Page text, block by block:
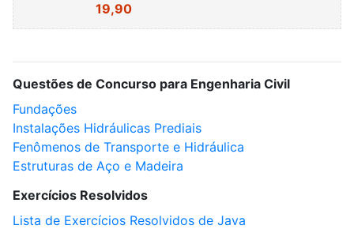
19,90
Questões de Concurso para Engenharia Civil
Fundações
Instalações Hidráulicas Prediais
Fenômenos de Transporte e Hidráulica
Estruturas de Aço e Madeira
Exercícios Resolvidos
Lista de Exercícios Resolvidos de Java